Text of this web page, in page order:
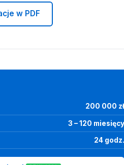
w PDF
200 000 zł
3 – 120 miesięcy
24 godz.